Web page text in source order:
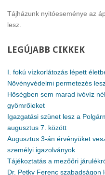
Tájházunk nyitóeseménye az
lesz.
LEGÚJABB CIKKEK
I. fokú vízkorlátozás lépett
Növényvédelmi permetezés
Hőségben sem marad ivóvíz
gyömrőieket
Igazgatási szünet lesz a
augusztus 7. között
Augusztus 3-án érvényüket
személyi igazolványok
Tájékoztatás a mezőőri
Dr. Petky Ferenc